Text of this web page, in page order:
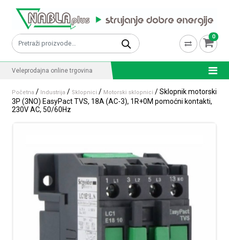
Pretraži: 0
Veleprodajna online trgovina
Početna / Industrija / Sklopnici / Motorski sklopnici / Sklopnik motorski
3P (3NO) EasyPact TVS, 18A (AC-3), 1R+0M pomoćni kontakti,
230V AC, 50/60Hz